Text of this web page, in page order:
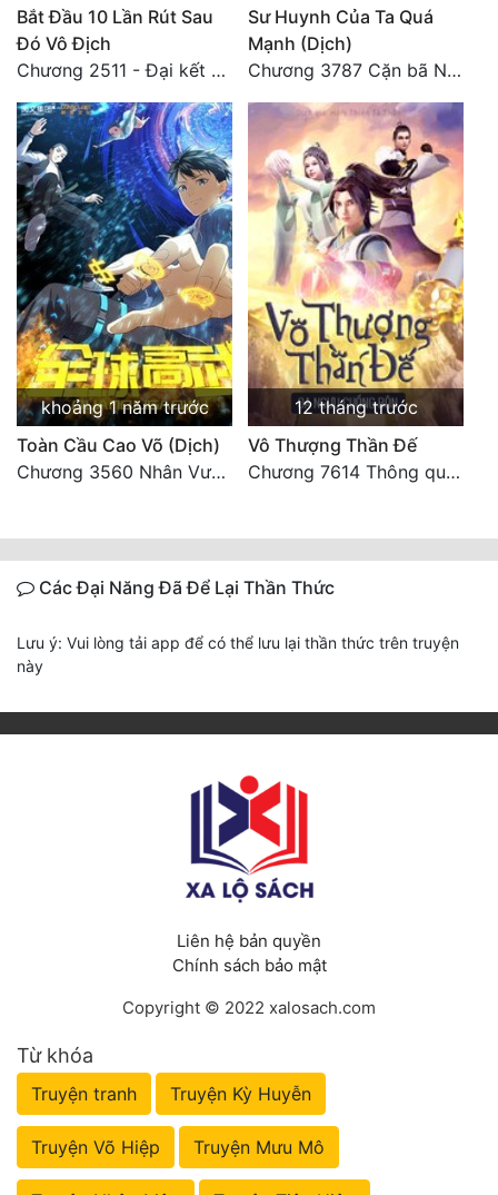
Bắt Đầu 10 Lần Rút Sau
Đó Vô Địch
Chương 2511 - Đại kết cục, Phiên ngoại thiên: Chư thiên quy nhất giới, vĩnh hằng thế giới. Hết!
Sư Huynh Của Ta Quá
Mạnh (Dịch)
Chương 3787 Cặn bã Nam Thiên Đạo
khoảng 1 năm trước
Toàn Cầu Cao Võ (Dịch)
Chương 3560 Nhân Vương trở về - END
12 tháng trước
Vô Thượng Thần Đế
Chương 7614 Thông quan ban thưởng, Ngục Hải Yên Thần Quang
Các Đại Năng Đã Để Lại Thần Thức
Lưu ý: Vui lòng tải app để có thể lưu lại thần thức trên truyện
này
Liên hệ bản quyền
Chính sách bảo mật
Copyright © 2022 xalosach.com
Từ khóa
Truyện tranh Truyện Kỳ Huyễn
Truyện Võ Hiệp Truyện Mưu Mô